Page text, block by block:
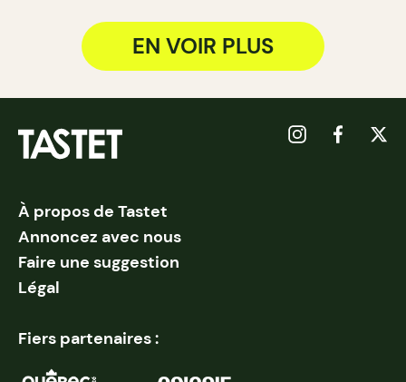
EN VOIR PLUS
À propos de Tastet
Annoncez avec nous
Faire une suggestion
Légal
Fiers partenaires :